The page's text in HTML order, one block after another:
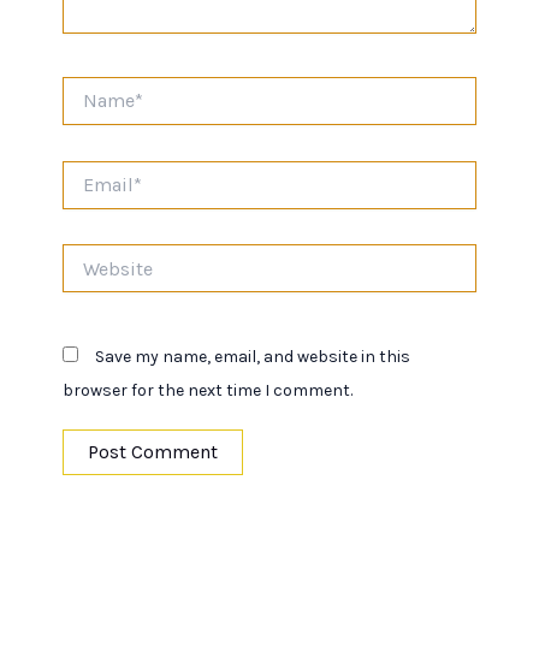
Save my name, email, and website in this
browser for the next time I comment.